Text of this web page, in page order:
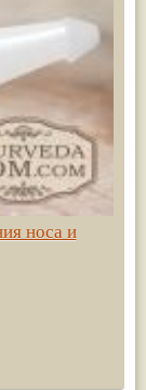
носа и